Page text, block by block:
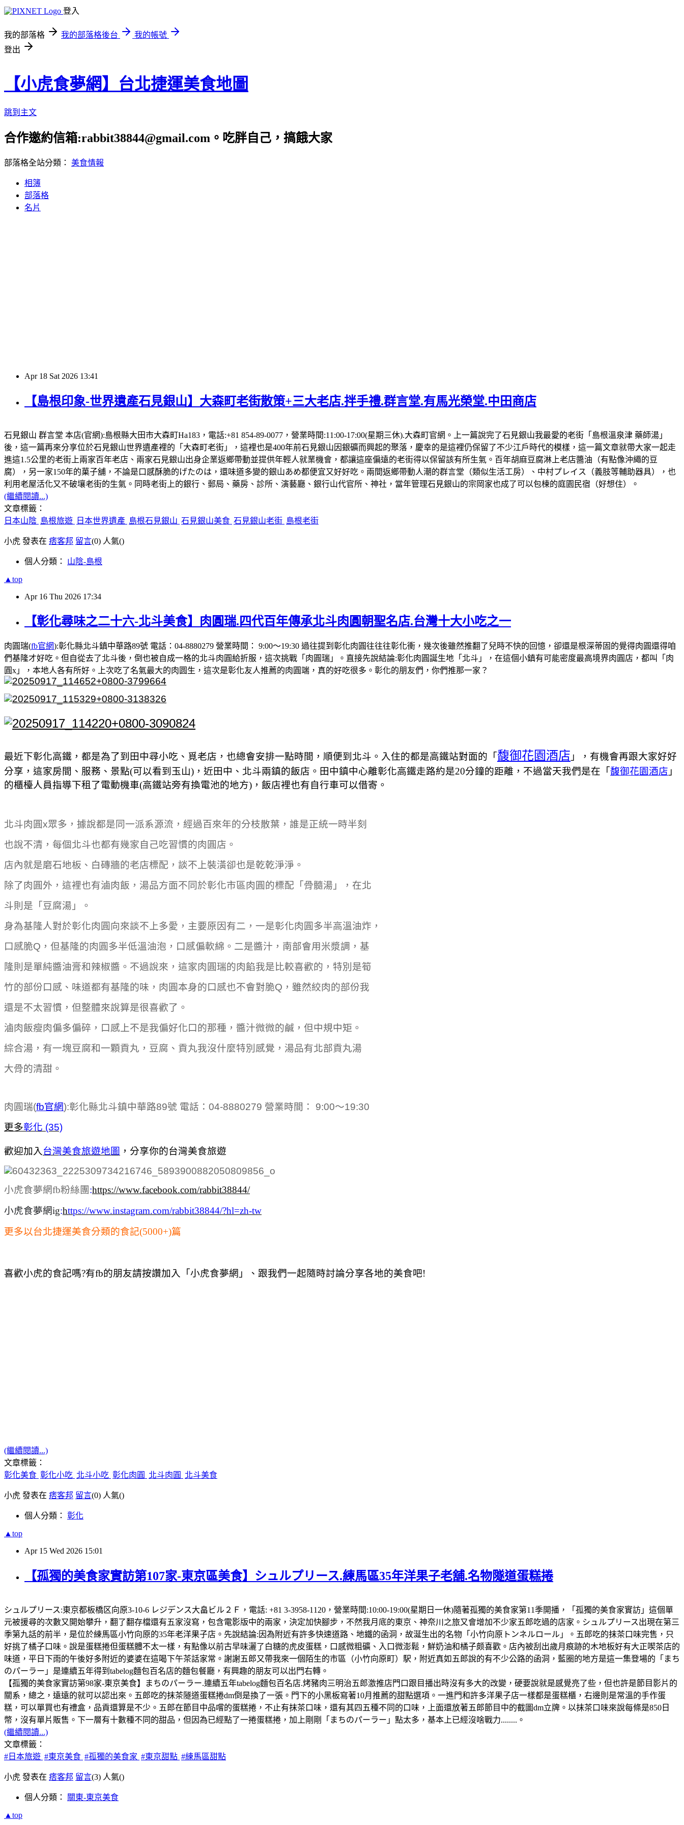
登入
我的部落格 我的部落格後台
我的帳號
登出
【小虎食夢網】台北捷運美食地圖
跳到主文
合作邀約信箱:rabbit38844@gmail.com。吃胖自己，搞餓大家
部落格全站分類： 美食情報
相簿
部落格
名片
Apr 18 Sat 2026 13:41
【島根印象-世界遺產石見銀山】大森町老街散策+三大老店.拌手禮.群言堂.有馬光榮堂.中田商店
石見銀山 群言堂 本店(官網):島根縣大田市大森町Ha183，電話:+81 854-89-0077，營業時間:11:00-17:00(星期三休).大森町官網。上一篇說完了石見銀山我最愛的老街「島根溫泉津 藥師湯」
後，這一篇再來分享位於石見銀山世界遺產裡的「大森町老街」，這裡也是400年前石見銀山因銀礦而興起的聚落，慶幸的是這裡仍保留了不少江戶時代的模樣，這一篇文章就帶大家一起走
進這1.5公里的老街上兩家百年老店、兩家石見銀山出身企業返鄉帶動並提供年輕人就業機會，都讓這座偏遠的老街得以保留該有所生氣。百年胡麻豆腐淋上老店醬油（有點像沖繩的豆
腐），另一家150年的菓子舖，不論是口感酥脆的げたのは，還味道多變的銀山あめ都便宜又好好吃。兩間返鄉帶動人潮的群言堂（類似生活工房）、中村プレイス（義肢等輔助器具），也
利用老屋活化又不破壤老街的生氣。同時老街上的銀行、郵局、藥房、診所、演藝廳、銀行山代官所、神社，當年管理石見銀山的宗岡家也成了可以包楝的庭園民宿（好想住）。
(繼續閱讀...)
文章標籤：
日本山陰 島根旅遊 日本世界遺產 島根石見銀山 石見銀山美食 石見銀山老街 島根老街
小虎 發表在 痞客邦 留言(0) 人氣()
個人分類： 山陰-島根
▲top
Apr 16 Thu 2026 17:34
【彰化尋味之二十六-北斗美食】肉圓瑞.四代百年傳承北斗肉圓朝聖名店.台灣十大小吃之一
肉圓瑞(fb官網):彰化縣北斗鎮中華路89號 電話：04-8880279 營業時間： 9:00～19:30 過往提到彰化肉圓往往往彰化衝，幾次後雖然推翻了兒時不快的回憶，卻還是根深蒂固的覺得肉圓還得咱
們基隆才好吃。但自從去了北斗後，倒也被自成一格的北斗肉圓給折服，這次挑戰「肉圓瑞」。直接先說結論:彰化肉圓誕生地「北斗」，在這個小鎮有可能密度最高境界肉圓店，都叫「肉
圓x」，本地人各有所好。上次吃了名氣最大的肉圆生，這次是彰化友人推薦的肉圓端，真的好吃很多。彰化的朋友們，你們推那一家？
最近下彰化高鐵，都是為了到田中尋小吃、覓老店，也總會安排一點時間，順便到北斗。入住的都是高鐵站對面的「 馥御花園酒店 」，有機會再跟大家好好
分享，這家房間、服務、景點(可以看到玉山)，近田中、北斗兩鎮的飯店。田中鎮中心離彰化高鐵走路約是20分鐘的距離，不過當天我們是在「 馥御花園酒店 」
的櫃檯人員指導下租了電動機車(高鐵站旁有換電池的地方)，飯店裡也有自行車可以借寄。
北斗肉圓x眾多，據說都是同一派系源流，經過百來年的分枝散葉，誰是正統一時半刻
也說不清，每個北斗也都有幾家自己吃習慣的肉圓店。
店內就是磨石地板、白磚牆的老店標配，談不上裝潢卻也是乾乾淨淨。
除了肉圓外，這裡也有滷肉飯，湯品方面不同於彰化市區肉圓的標配「骨髓湯」，在北
斗則是「豆腐湯」。
身為基隆人對於彰化肉圓向來談不上多愛，主要原因有二，一是彰化肉圓多半高溫油炸，
口感脆Q，但基隆的肉圓多半低溫油泡，口感偏軟綿。二是醬汁，南部會用米漿調，基
隆則是單純醬油膏和辣椒醬。不過說來，這家肉圓瑞的肉餡我是比較喜歡的，特別是筍
竹的部份口感、味道都有基隆的味，肉圓本身的口感也不會對脆Q，雖然絞肉的部份我
還是不太習慣，但整體來說算是很喜歡了。
滷肉飯瘦肉偏多偏碎，口感上不是我偏好化口的那種，醬汁微微的鹹，但中規中矩。
綜合湯，有一塊豆腐和一顆貢丸，豆腐、貢丸我沒什麼特別感覺，湯品有北部貢丸湯
大骨的清甜。
肉圓瑞(fb官網):彰化縣北斗鎮中華路89號 電話：04-8880279 營業時間： 9:00～19:30
更多彰化 (35)
歡迎加入台灣美食旅遊地圖 ， 分享你的台灣美食旅遊
小虎食夢網fb粉絲團 :https://www.facebook.com/rabbit38844/
小虎食夢網ig:https://www.instagram.com/rabbit38844/?hl=zh-tw
更多以台北捷運美食分類的食記(5000+)篇
喜歡小虎的食記嗎?有fb的朋友請按讚加入「小虎食夢網」、跟我們一起隨時討論分享各地的美食吧!
(繼續閱讀...)
文章標籤：
彰化美食 彰化小吃 北斗小吃 彰化肉圓 北斗肉圓 北斗美食
小虎 發表在 痞客邦 留言(0) 人氣()
個人分類： 彰化
▲top
Apr 15 Wed 2026 15:01
【孤獨的美食家實訪第107家-東京區美食】シュルプリース.練馬區35年洋果子老舖.名物隧道蛋糕捲
シュルプリース:東京都板橋区向原3-10-6 レジデンス大畠ビル２Ｆ，電話: +81 3-3958-1120，營業時間:10:00-19:00(星期日一休)隨著孤獨的美食家第11季開播，「孤獨的美食家實訪」這個單
元被援尋的次數又開始攀升，翻了翻存檔還有五家沒寫，包含電影版中的兩家，決定加快腳步，不然我月底的東京、神奈川之旅又會增加不少家五郎吃過的店家。シュルプリース出現在第三
季第九話的前半，是位於練馬區小竹向原的35年老洋果子店。先說結論:因為附近有許多快速道路、地鐵的函洞，故涎生出的名物「小竹向原トンネルロール」。五郎吃的抹茶口味完售，只
好挑了橘子口味。說是蛋糕捲但蛋糕體不太一樣，有點像以前古早味灑了白糖的虎皮蛋糕，口感微粗礦、入口微澎鬆，鮮奶油和橘子颇喜歡。店內被刮出歲月痕跡的木地板好有大正喫茶店的
味道，平日下雨的午後好多附近的婆婆在這喝下午茶話家常。謝謝五郎又帶我來一個陌生的市區（小竹向原町）駅，附近真如五郎說的有不少公路的函洞，藍圈的地方是這一集登場的「まち
のパーラー」是連續五年得到tabelog麵包百名店的麵包餐廳，有興趣的朋友可以出門右轉。
【孤獨的美食家實訪第98家-東京美食】まちのパーラー.連續五年tabelog麵包百名店.烤豬肉三明治五郎激推店門口跟目播出時沒有多大的改變，硬要說就是感覺亮了些，但也許是節目影片的
關系，總之，遠遠的就可以認出來。五郎吃的抹茶隧道蛋糕捲dm倒是換了一張。門下的小黑板寫著10月推薦的甜點選項。一進門和許多洋果子店一樣都是蛋糕櫃，右邊則是常溫的手作蛋
糕，可以單買也有禮盒，品貢還算是不少。五郎在節目中品嚐的蛋糕捲，不止有抹茶口味，還有其四五種不同的口味，上面還放著五郎節目中的截圖dm立牌。以抹茶口味來說每條是850日
幣，沒有單片販售。下一層有十數種不同的甜品，但因為已經點了一捲蛋糕捲，加上剛剛「まちのパーラー」點太多，基本上已經沒啥戰力........。
(繼續閱讀...)
文章標籤：
#日本旅遊 #東京美食 #孤獨的美食家 #東京甜點 #練馬區甜點
小虎 發表在 痞客邦 留言(3) 人氣()
個人分類： 關東-東京美食
▲top